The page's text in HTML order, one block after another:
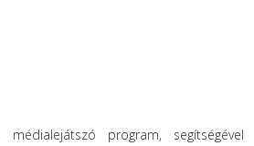
médialejátszó program,